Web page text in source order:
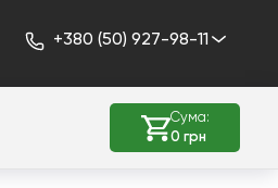
+380 (50) 927-98-11
Сума:
0 грн